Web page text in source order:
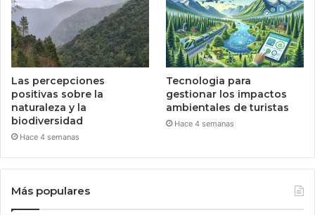
Las percepciones
positivas sobre la
naturaleza y la
biodiversidad
Hace 4 semanas
Tecnologia para
gestionar los impactos
ambientales de turistas
Hace 4 semanas
Más populares